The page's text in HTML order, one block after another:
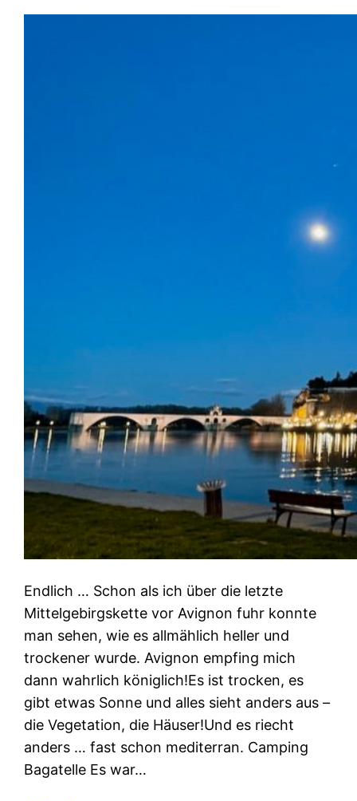
Endlich … Schon als ich über die letzte
Mittelgebirgskette vor Avignon fuhr konnte
man sehen, wie es allmählich heller und
trockener wurde. Avignon empfing mich
dann wahrlich königlich!Es ist trocken, es
gibt etwas Sonne und alles sieht anders aus –
die Vegetation, die Häuser!Und es riecht
anders … fast schon mediterran. Camping
Bagatelle Es war…